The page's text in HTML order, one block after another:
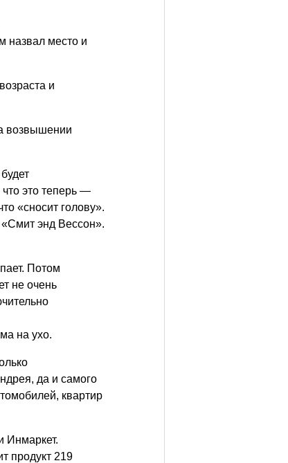
назвал место и
и
возвышении
это теперь —
«сносит голову».
«Смит энд Вессон».
Потом
не очень
на ухо.
да и самого
квартир
Инмаркет.
продукт 219